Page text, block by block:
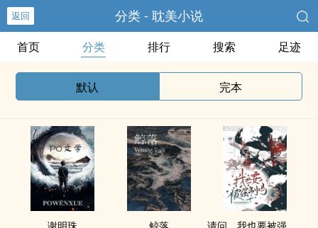
返回 分类 - 耽美小说
首页 分类 排行 搜索 足迹
默认 完本